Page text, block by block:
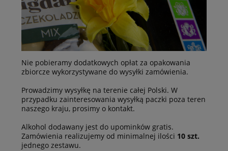
Nie pobieramy dodatkowych opłat za opakowania
zbiorcze wykorzystywane do wysyłki zamówienia.
Prowadzimy wysyłkę na terenie całej Polski. W
przypadku zainteresowania wysyłką paczki poza teren
naszego kraju, prosimy o kontakt.
Alkohol dodawany jest do upominków gratis.
Zamówienia realizujemy od minimalnej ilości 10 szt.
jednego zestawu.